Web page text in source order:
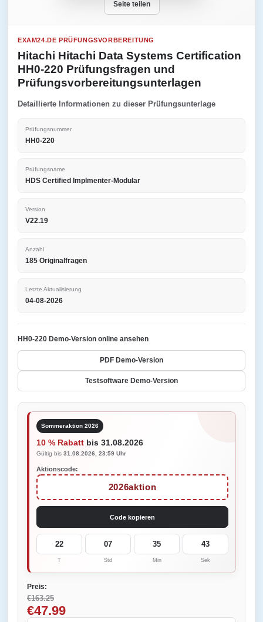
Seite teilen
EXAM24.DE PRÜFUNGSVORBEREITUNG
Hitachi Hitachi Data Systems Certification
HH0-220 Prüfungsfragen und
Prüfungsvorbereitungsunterlagen
Detaillierte Informationen zu dieser Prüfungsunterlage
Prüfungsnummer
HH0-220
Prüfungsname
HDS Certified Implmenter-Modular
Version
V22.19
Anzahl
185 Originalfragen
Letzte Aktualisierung
04-08-2026
HH0-220 Demo-Version online ansehen
PDF Demo-Version
Testsoftware Demo-Version
Sommeraktion 2026
10 % Rabatt bis 31.08.2026
Gültig bis 31.08.2026, 23:59 Uhr
Aktionscode:
2026aktion
Code kopieren
22
T
07
Std
35
Min
43
Sek
Preis:
€163.25
€47.99